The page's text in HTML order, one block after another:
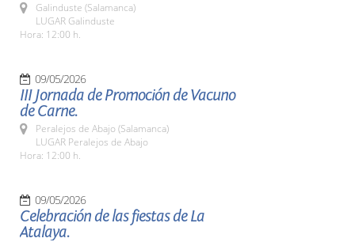
Galinduste (Salamanca)
LUGAR Galinduste
Hora: 12:00 h.
09/05/2026
III Jornada de Promoción de Vacuno
de Carne.
Peralejos de Abajo (Salamanca)
LUGAR Peralejos de Abajo
Hora: 12:00 h.
09/05/2026
Celebración de las fiestas de La
Atalaya.